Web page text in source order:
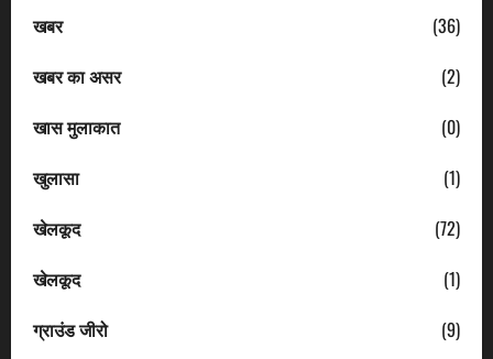
खबर
(36)
खबर का असर
(2)
खास मुलाकात
(0)
खुलासा
(1)
खेलकूद
(72)
खेलकूद
(1)
ग्राउंड जीरो
(9)